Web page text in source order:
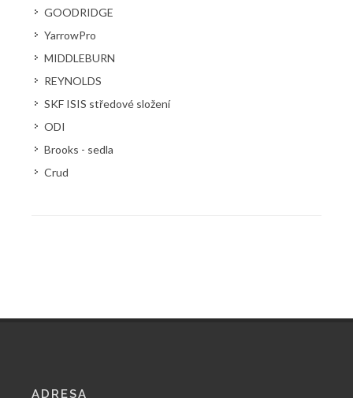
GOODRIDGE
YarrowPro
MIDDLEBURN
REYNOLDS
SKF ISIS středové složení
ODI
Brooks - sedla
Crud
ADRESA